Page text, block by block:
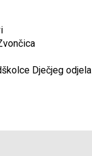
Dječjeg odjela